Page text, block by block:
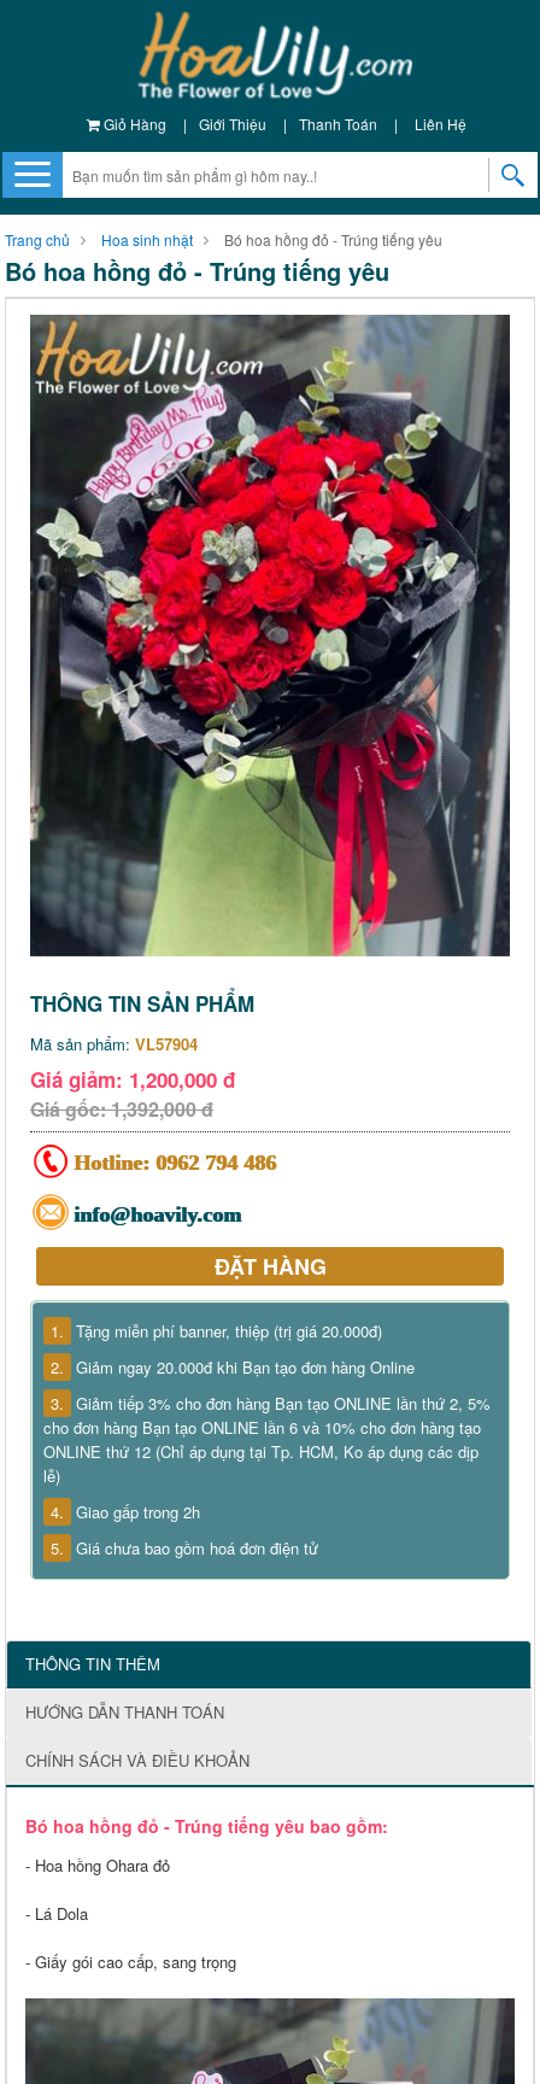
Giỏ Hàng | Giới Thiệu | Thanh Toán | Liên Hệ
Trang chủ Hoa sinh nhật Bó hoa hồng đỏ - Trúng tiếng yêu
Bó hoa hồng đỏ - Trúng tiếng yêu
THÔNG TIN SẢN PHẨM
Mã sản phẩm: VL57904
Giá giảm: 1,200,000 đ
Giá gốc: 1,392,000 đ
Hotline: 0962 794 486
info@hoavily.com
ĐẶT HÀNG
1. Tặng miễn phí banner, thiệp (trị giá 20.000đ)
2. Giảm ngay 20.000đ khi Bạn tạo đơn hàng Online
3. Giảm tiếp 3% cho đơn hàng Bạn tạo ONLINE lần thứ 2, 5%
cho đơn hàng Bạn tạo ONLINE lần 6 và 10% cho đơn hàng tạo
ONLINE thứ 12 (Chỉ áp dụng tại Tp. HCM, Ko áp dụng các dịp
lễ)
4. Giao gấp trong 2h
5. Giá chưa bao gồm hoá đơn điện tử
THÔNG TIN THÊM
HƯỚNG DẪN THANH TOÁN
CHÍNH SÁCH VÀ ĐIỀU KHOẢN
Bó hoa hồng đỏ - Trúng tiếng yêu bao gồm:
- Hoa hồng Ohara đỏ
- Lá Dola
- Giấy gói cao cấp, sang trọng